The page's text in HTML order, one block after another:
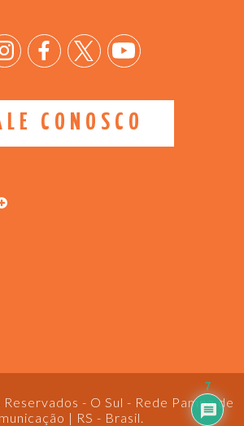
CONOSCO
- O Sul - Rede Pampa de
| RS - Brasil.
7